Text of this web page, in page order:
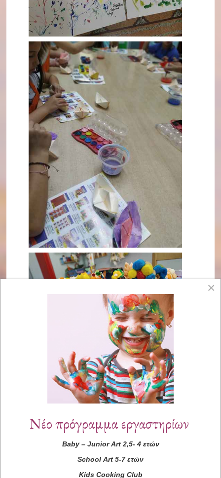
×
Νέο πρόγραμμα εργαστηρίων
Baby– Junior Art2,5- 4 ετών
School Art 5-7 ετών
Kids Cooking Club